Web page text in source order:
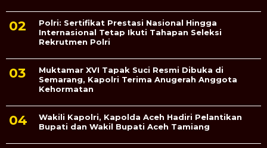
Polri: Sertifikat Prestasi Nasional Hingga
Internasional Tetap Ikuti Tahapan Seleksi
Rekrutmen Polri
Muktamar XVI Tapak Suci Resmi Dibuka di
Semarang, Kapolri Terima Anugerah Anggota
Kehormatan
Wakili Kapolri, Kapolda Aceh Hadiri Pelantikan
Bupati dan Wakil Bupati Aceh Tamiang